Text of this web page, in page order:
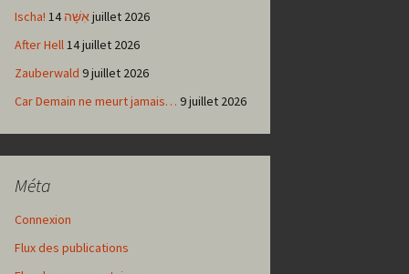
Ischa! אִשָּׁה14 juillet 2026
After Hell14 juillet 2026
Zauberwald 9 juillet 2026
Car Demain ne meurt jamais… 9 juillet 2026
Méta
Connexion
Flux des publications